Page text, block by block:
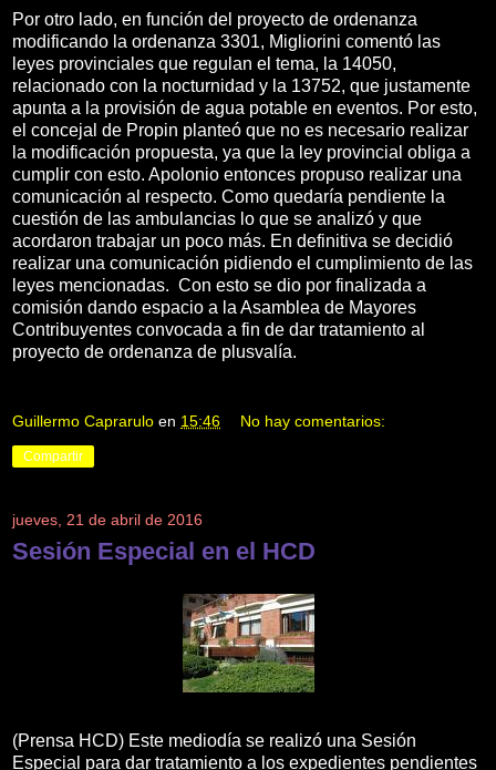
Por otro lado, en función del proyecto de ordenanza
modificando la ordenanza 3301, Migliorini comentó las
leyes provinciales que regulan el tema, la 14050,
relacionado con la nocturnidad y la 13752, que justamente
apunta a la provisión de agua potable en eventos. Por esto,
el concejal de Propin planteó que no es necesario realizar
la modificación propuesta, ya que la ley provincial obliga a
cumplir con esto. Apolonio entonces propuso realizar una
comunicación al respecto. Como quedaría pendiente la
cuestión de las ambulancias lo que se analizó y que
acordaron trabajar un poco más. En definitiva se decidió
realizar una comunicación pidiendo el cumplimiento de las
leyes mencionadas. Con esto se dio por finalizada a
comisión dando espacio a la Asamblea de Mayores
Contribuyentes convocada a fin de dar tratamiento al
proyecto de ordenanza de plusvalía.
Guillermo Caprarulo en 15:46 No hay comentarios:
Compartir
jueves, 21 de abril de 2016
Sesión Especial en el HCD
(Prensa HCD) Este mediodía se realizó una Sesión
Especial para dar tratamiento a los expedientes pendientes